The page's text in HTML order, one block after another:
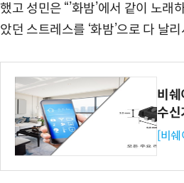
했고 성민은 “’화밤’에서 같이 노
았던 스트레스를 ‘화밤’으로 다 날
비
수신
[비